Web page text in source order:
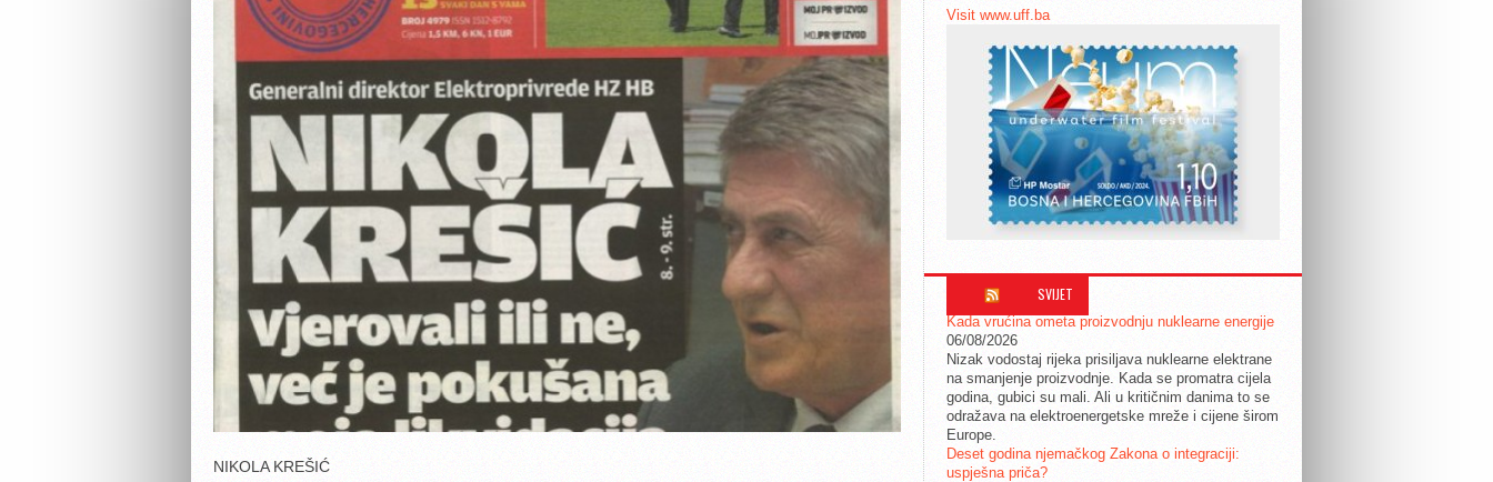
NIKOLA KREŠIĆ
Visit www.uff.ba
SVIJET
Kada vrućina ometa proizvodnju nuklearne energije
06/08/2026
Nizak vodostaj rijeka prisiljava nuklearne elektrane
na smanjenje proizvodnje. Kada se promatra cijela
godina, gubici su mali. Ali u kritičnim danima to se
odražava na elektroenergetske mreže i cijene širom
Europe.
Deset godina njemačkog Zakona o integraciji:
uspješna priča?